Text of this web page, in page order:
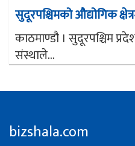
सुदूरपश्चिमको औद्योगिक
काठमाण्डौ । सुदूरपश्चिम
संस्थाले...
bizshala.com